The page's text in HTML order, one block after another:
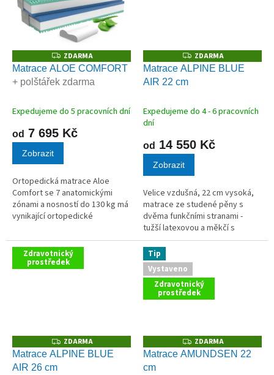
Z
D
A
R
ZDARMA
Matrace ALOE COMFORT
+ polštářek zdarma
Expedujeme do 5 pracovních dní
od 7 695 Kč
Zobrazit
Ortopedická matrace Aloe
Comfort se 7 anatomickými
zónami a nosností do 130 kg má
vynikající ortopedické
viscoelastické pěny zajistí
dokonalé vnoření těla do
matrace a...
Z
D
A
ZDARMA
Matrace ALPINE BLUE
AIR 22 cm
Expedujeme do 4 - 6 pracovních
dní
od 14 550 Kč
Zobrazit
Velice vzdušná, 22 cm vysoká,
matrace ze studené pěny s
dvěma funkčními stranami -
tužší latexovou a měkčí s
paměťovou pěnou.
Zdravotnický
prostředek
Z
D
A
ZDARMA
Matrace ALPINE BLUE
AIR 26 cm
Tip
Vystaveno
Zdravotnický
prostředek
Z
D
A
ZDARMA
Matrace AMUNDSEN 22
cm